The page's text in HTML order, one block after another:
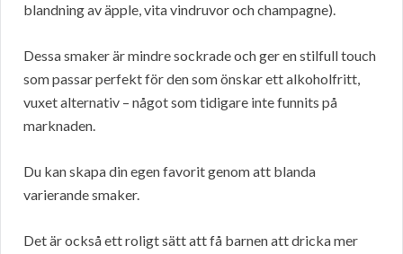
blandning av äpple, vita vindruvor och champagne).
Dessa smaker är mindre sockrade och ger en stilfull touch
som passar perfekt för den som önskar ett alkoholfritt,
vuxet alternativ – något som tidigare inte funnits på
marknaden.
Du kan skapa din egen favorit genom att blanda
varierande smaker.
Det är också ett roligt sätt att få barnen att dricka mer